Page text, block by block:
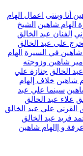
أنا وبنتى
اعمال الهام
الهام شاهين الشيخ
الفنان عبد الخالق
على عبد الخالق
شاهين في السيرة الهام
امير شاهين وزوجته
الخالق جنازة علي
شاهين خلاف إلهام
سينما علي عبد
علاء عبد الخالق
القرني علي عبد الخالق
فريد عبد الخالق
و إالهام شاهين